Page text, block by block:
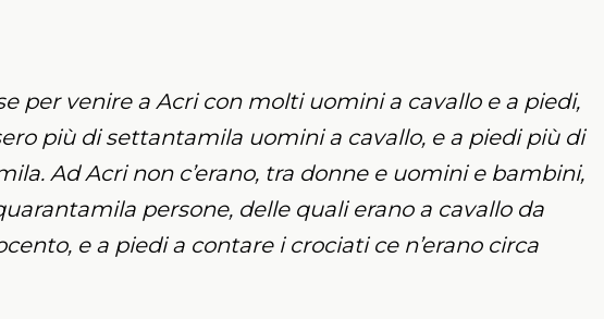
per venire a Acri con molti uomini a cavallo e a piedi,
più di settantamila uomini a cavallo, e a piedi più di
Ad Acri non c’erano, tra donne e uomini e bambini,
persone, delle quali erano a cavallo da
e a piedi a contare i crociati ce n’erano circa